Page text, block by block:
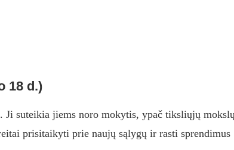
18 d.)
Ji suteikia jiems noro mokytis, ypač tiksliųjų
prisitaikyti prie naujų sąlygų ir rasti sprendimus